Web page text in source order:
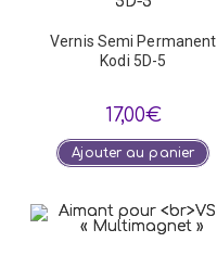
Vernis Semi Permanent
Kodi 5D-5
17,00€
Ajouter au panier